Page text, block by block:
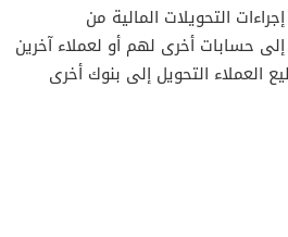
التحويلات المالية من
حسابات أخرى لهم أو لعملاء آخرين
التحويل إلى بنوك أخرى